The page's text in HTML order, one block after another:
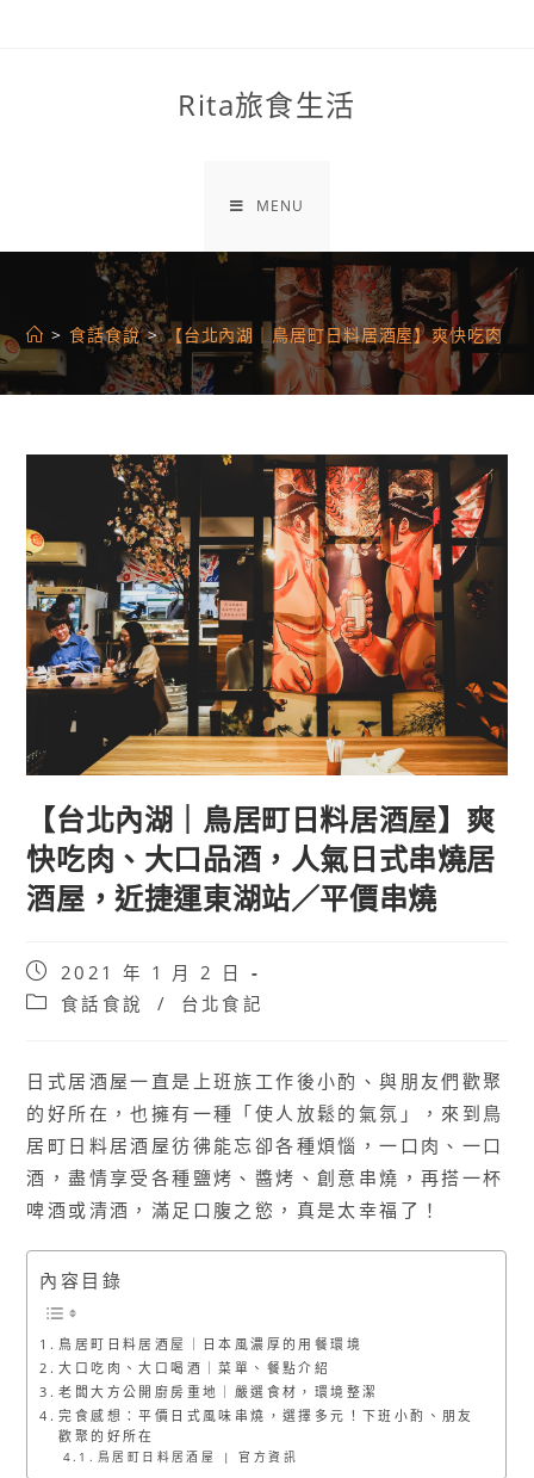
Rita旅食生活
MENU
> 食話食說 > 【台北內湖｜鳥居町日料居酒屋】爽快吃肉、
【台北內湖｜鳥居町日料居酒屋】爽
快吃肉、大口品酒，人氣日式串燒居
酒屋，近捷運東湖站／平價串燒
Post
published:
2021 年 1 月 2 日
Post食話食說 / 台北食記
日式居酒屋一直是上班族工作後小酌、與朋友們歡聚
的好所在，也擁有一種「使人放鬆的氣氛」，來到鳥
居町日料居酒屋彷彿能忘卻各種煩惱，一口肉、一口
酒，盡情享受各種鹽烤、醬烤、創意串燒，再搭一杯
啤酒或清酒，滿足口腹之慾，真是太幸福了！
內容目錄
鳥居町日料居酒屋｜日本風濃厚的用餐環境
大口吃肉、大口喝酒｜菜單、餐點介紹
老闆大方公開廚房重地｜嚴選食材，環境整潔
完食感想：平價日式風味串燒，選擇多元！下班小酌、朋友
歡聚的好所在
鳥居町日料居酒屋 | 官方資訊